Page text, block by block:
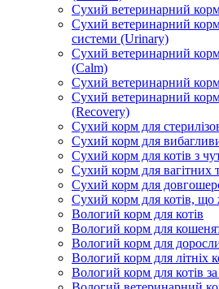
Сухий ветеринарний
Сухий ветеринарний корм
системи (Urinary)
Сухий ветеринарний
(Calm)
Сухий ветеринарний
Сухий ветеринарний
(Recovery)
Сухий корм для
Сухий корм для
Сухий корм для котів з
Сухий корм для вагітних
Сухий корм для
Сухий корм для котів, що
Вологий корм для котів
Вологий корм для
Вологий корм для
Вологий корм для літніх
Вологий корм для котів